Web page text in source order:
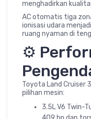
menghadirkan
AC otomatis tiga
ionisasi udara
ruang nyaman di
⚙️
Toyota Land Cruiser
pilihan mesin:
3.5L V6 Twin-